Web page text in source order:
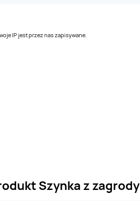
IP jest przez nas zapisywane.
Szynka z